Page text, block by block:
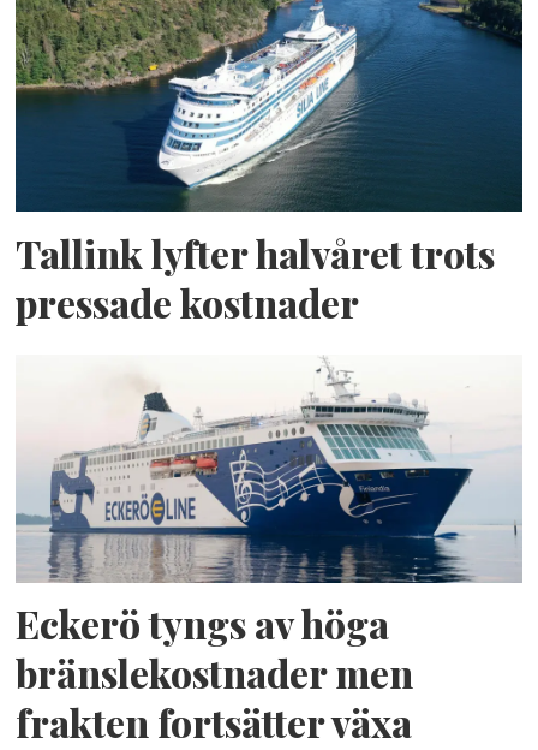
Tallink lyfter halvåret trots
pressade kostnader
Eckerö tyngs av höga
bränslekostnader men
frakten fortsätter växa